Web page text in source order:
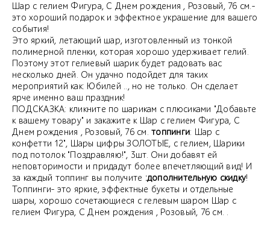
Шар с гелием Фигура, С Днем рождения , Розовый, 76 см.-
это хороший подарок и эффектное украшение для вашего
события!
Это яркий, летающий шар, изготовленный из тонкой
полимерной пленки, которая хорошо удерживает гелий.
Поэтому этот гелиевый шарик будет радовать вас
несколько дней. Он удачно подойдет для таких
мероприятий как: Юбилей .., но не только. Он сделает
ярче именно ваш праздник!
ПОДСКАЗКА: кликните по шарикам с плюсиками "Добавьте
к вашему товару" и закажите к Шар с гелием Фигура, С
Днем рождения , Розовый, 76 см. топпинги: Шар с
конфетти 12", Шары цифры ЗОЛОТЫЕ, с гелием, Шарики
под потолок "Поздравляю!", 3шт. Они добавят ей
неповторимости и придадут более впечетляющий вид! И
за каждый топпинг вы получите :дополнительную скидку!
Топпинги- это яркие, эффектные букеты и отдельные
шары, хорошо сочетающиеся с гелевым шаром Шар с
гелием Фигура, С Днем рождения , Розовый, 76 см. .